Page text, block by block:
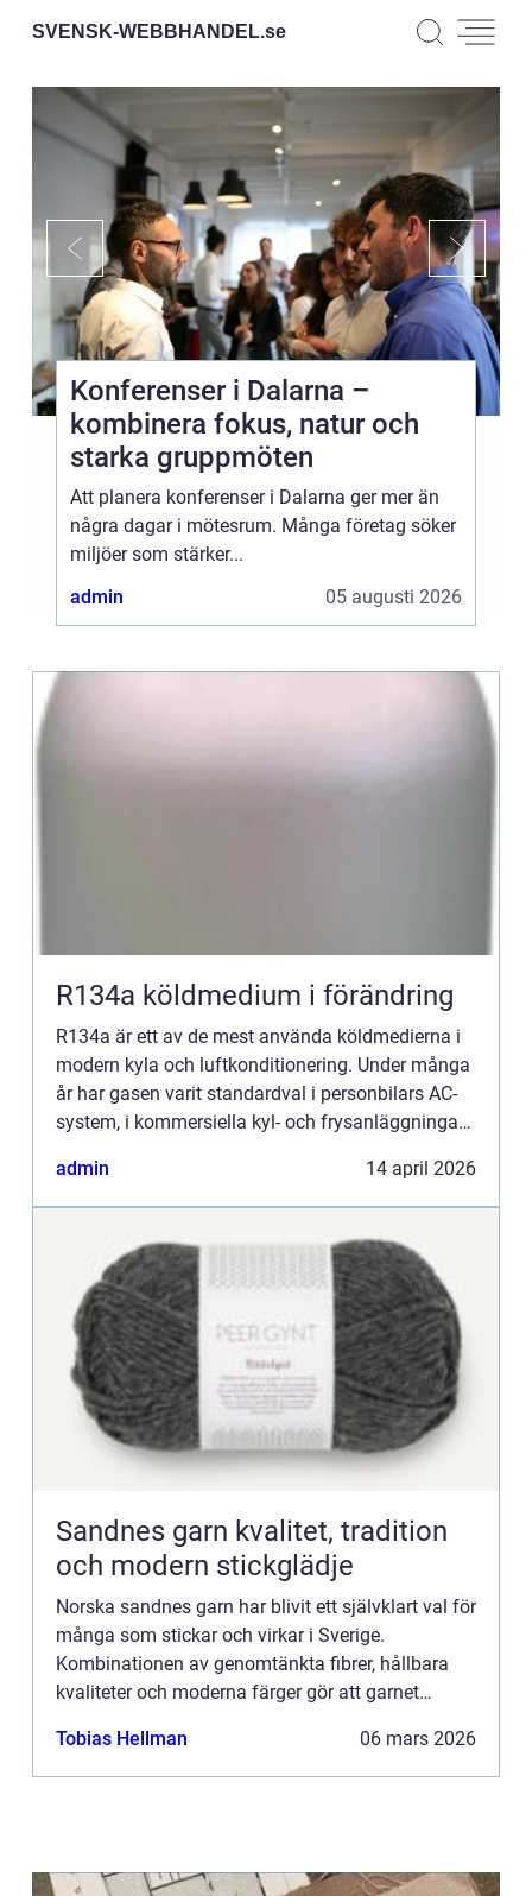
SVENSK-WEBBHANDEL.se
Konferenser i Dalarna –
kombinera fokus, natur och
starka gruppmöten
Att planera konferenser i Dalarna ger mer än
några dagar i mötesrum. Många företag söker
miljöer som stärker...
admin
05 augusti 2026
R134a köldmedium i förändring
R134a är ett av de mest använda köldmedierna i
modern kyla och luftkonditionering. Under många
år har gasen varit standardval i personbilars AC-
system, i kommersiella kyl- och frysanläggningar
en snabb om...
admin 14 april 2026
Sandnes garn kvalitet, tradition
och modern stickglädje
Norska sandnes garn har blivit ett självklart val för
många som stickar och virkar i Sverige.
Kombinationen av genomtänkta fibrer, hållbara
kvaliteter och moderna färger gör att garnet
avancerade projekt....
Tobias Hellman 06 mars 2026